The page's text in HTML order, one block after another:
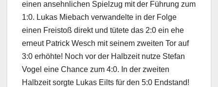
einen ansehnlichen Spielzug mit der Führung zum
1:0. Lukas Miebach verwandelte in der Folge
einen Freistoß direkt und tütete das 2:0 ein ehe
erneut Patrick Wesch mit seinem zweiten Tor auf
3:0 erhöhte! Noch vor der Halbzeit nutze Stefan
Vogel eine Chance zum 4:0. In der zweiten
Halbzeit sorgte Lukas Eilts für den 5:0 Endstand!